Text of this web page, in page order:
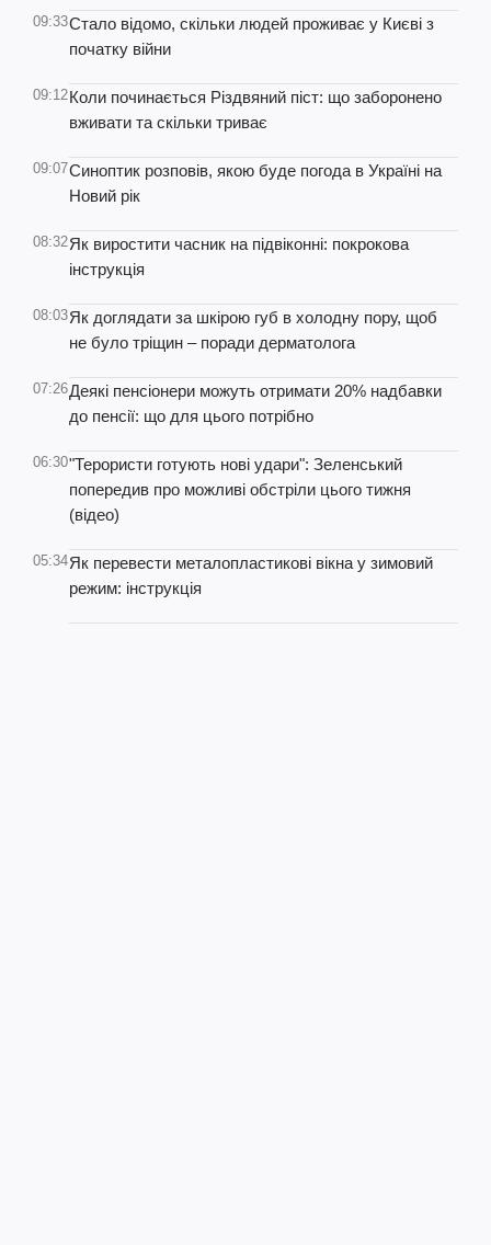
09:33Стало відомо, скільки людей проживає у Києві з
початку війни
09:12Коли починається Різдвяний піст: що заборонено
вживати та скільки триває
09:07Синоптик розповів, якою буде погода в Україні на
Новий рік
08:32Як виростити часник на підвіконні: покрокова
інструкція
08:03Як доглядати за шкірою губ в холодну пору, щоб
не було тріщин – поради дерматолога
07:26Деякі пенсіонери можуть отримати 20% надбавки
до пенсії: що для цього потрібно
06:30"Терористи готують нові удари": Зеленський
попередив про можливі обстріли цього тижня
(відео)
05:34Як перевести металопластикові вікна у зимовий
режим: інструкція